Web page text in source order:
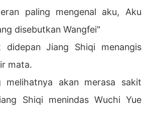
paling mengenal aku, Aku
disebutkan Wangfei"
didepan Jiang Shiqi menangis
mata.
melihatnya akan merasa sakit
Shiqi menindas Wuchi Yue